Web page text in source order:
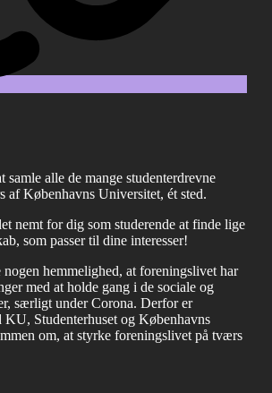
samle alle de mange studenterdrevne
af Københavns Universitet, ét sted.
nemt for dig som studerende at finde lige
som passer til dine interesser!
hemmelighed, at foreningslivet har
med at holde gang i de sociale og
særligt under Corona. Derfor er
KU, Studenterhuset og Københavns
om, at styrke foreningslivet på tværs